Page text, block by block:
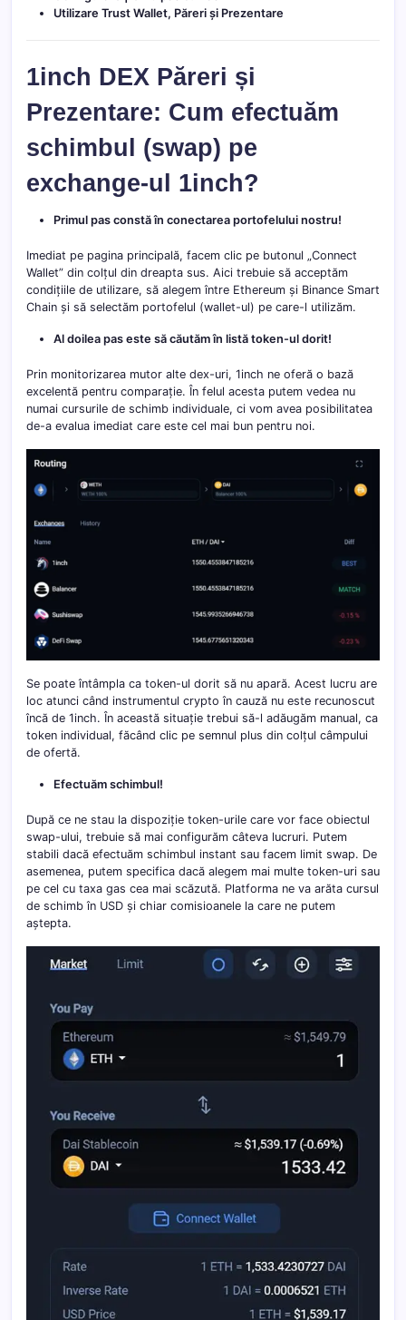
Utilizare Trust Wallet, Păreri și Prezentare
1inch DEX Păreri și
Prezentare: Cum efectuăm
schimbul (swap) pe
exchange-ul 1inch?
Primul pas constă în conectarea portofelului nostru!
Imediat pe pagina principală, facem clic pe butonul „Connect
Wallet” din colțul din dreapta sus. Aici trebuie să acceptăm
condițiile de utilizare, să alegem între Ethereum și Binance Smart
Chain și să selectăm portofelul (wallet-ul) pe care-l utilizăm.
Al doilea pas este să căutăm în listă token-ul dorit!
Prin monitorizarea mutor alte dex-uri, 1inch ne oferă o bază
excelentă pentru comparație. În felul acesta putem vedea nu
numai cursurile de schimb individuale, ci vom avea posibilitatea
de-a evalua imediat care este cel mai bun pentru noi.
Se poate întâmpla ca token-ul dorit să nu apară. Acest lucru are
loc atunci când instrumentul crypto în cauză nu este recunoscut
încă de 1inch. În această situație trebui să-l adăugăm manual, ca
token individual, făcând clic pe semnul plus din colțul câmpului
de ofertă.
Efectuăm schimbul!
După ce ne stau la dispoziție token-urile care vor face obiectul
swap-ului, trebuie să mai configurăm câteva lucruri. Putem
stabili dacă efectuăm schimbul instant sau facem limit swap. De
asemenea, putem specifica dacă alegem mai multe token-uri sau
pe cel cu taxa gas cea mai scăzută. Platforma ne va arăta cursul
de schimb în USD și chiar comisioanele la care ne putem
aștepta.